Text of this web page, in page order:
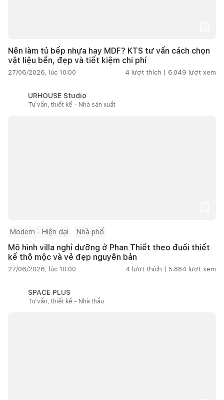
Nên làm tủ bếp nhựa hay MDF? KTS tư vấn cách chọn
vật liệu bền, đẹp và tiết kiệm chi phí
27/06/2026, lúc 10:00 4 lượt thích | 6.049 lượt xem
URHOUSE Studio
Tư vấn, thiết kế - Nhà sản xuất
Modern - Hiện đại Nhà phố
Mô hình villa nghỉ dưỡng ở Phan Thiết theo đuổi thiết
kế thô mộc và vẻ đẹp nguyên bản
27/06/2026, lúc 10:00 4 lượt thích | 5.884 lượt xem
SPACE PLUS
Tư vấn, thiết kế - Nhà thầu